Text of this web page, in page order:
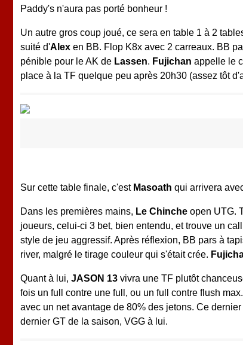
Paddy's n'aura pas porté bonheur !
Un autre gros coup joué, ce sera en table 1 à 2
suité d'Alex en BB. Flop K8x avec 2 carreaux. BB
pénible pour le AK de Lassen. Fujichan appelle le
place à la TF quelque peu après 20h30 (assez tôt
Sur cette table finale, c'est Masoath qui arrivera
Dans les premières mains, Le Chinche open UTG.
joueurs, celui-ci 3 bet, bien entendu, et trouve un
style de jeu aggressif. Après réflexion, BB pars à
river, malgré le tirage couleur qui s'était crée.
Quant à lui, JASON 13 vivra une TF plutôt
fois un full contre une full, ou un full contre flush
avec un net avantage de 80% des jetons. Ce
dernier GT de la saison, VGG à lui.